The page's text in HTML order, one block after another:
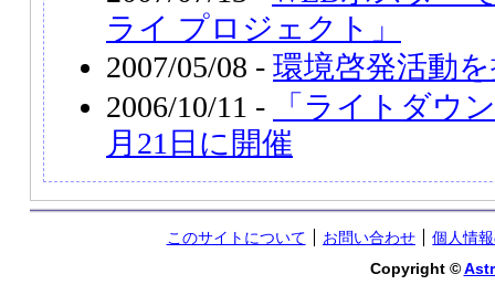
ライ プロジェクト」
2007/05/08 - 環境啓発活動
2006/10/11 -
「ライトダウ
月21日に開催
このサイトについて お問い合わせ
個人情
Copyright ©